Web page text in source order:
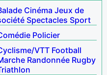
Cinéma Jeux de
Spectacles Sport
Policier
VTT Football
Randonnée Rugby